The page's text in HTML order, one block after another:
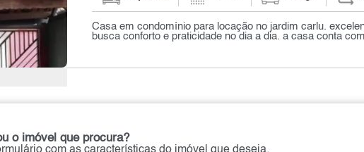
Casa em condomínio para locação no jardim carlu.
busca conforto e praticidade no dia a dia. a casa conta
o imóvel que procura?